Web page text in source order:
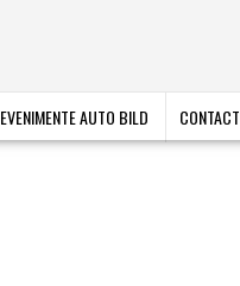
EVENIMENTE AUTO BILD CONTACT